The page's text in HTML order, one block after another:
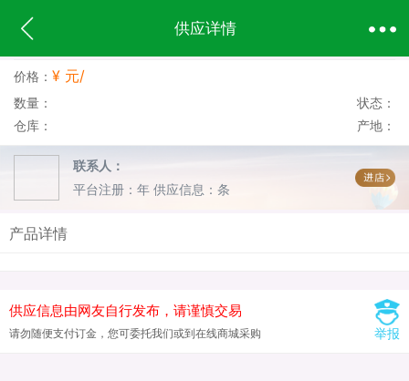
供应详情
价格： ¥ 元/
数量：
仓库：
状态：
产地：
联系人：
平台注册：年 供应信息：条
产品详情
举报
供应信息由网友自行发布，请谨慎交易
请勿随便支付订金，您可委托我们或到在线商城采购